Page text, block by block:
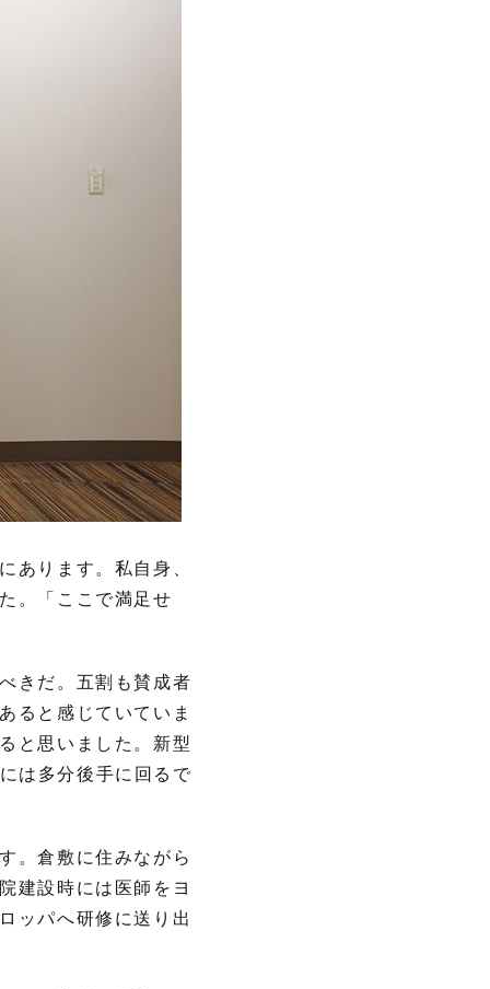
あります。私自身、
。「ここで満足せ
きだ。五割も賛成者
ると感じていていま
と思いました。新型
は多分後手に回るで
。倉敷に住みながら
建設時には医師をヨ
ッパへ研修に送り出